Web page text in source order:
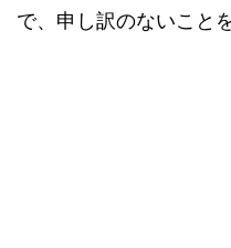
で、申し訳のないこと